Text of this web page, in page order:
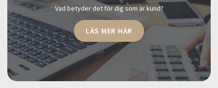
Vad betyder det för dig som är kund?
LÄS MER HÄR